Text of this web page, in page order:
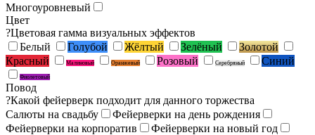
Многоуровневый
Цвет
?Цветовая гамма визуальных эффектов
Белый
Голубой Жёлтый Зелёный
Золотой
Красный
Малиновый Оранжевый Розовый Серебряный Синий
Фиолетовый
Повод
?Какой фейерверк подходит для данного торжества
Салюты на свадьбу
Фейерверки на день рождения
Фейерверки на корпоратив
Фейерверки на новый год